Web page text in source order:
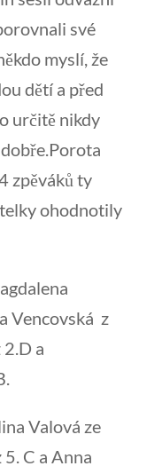
své
myslí, že
dětí a před
určitě nikdy
zpěváků ty
ohodnotily
Vencovská z
2.D a
Valová ze
C a Anna